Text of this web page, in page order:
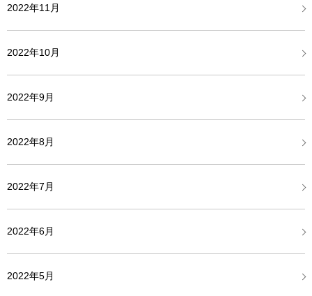
2022年11月
2022年10月
2022年9月
2022年8月
2022年7月
2022年6月
2022年5月